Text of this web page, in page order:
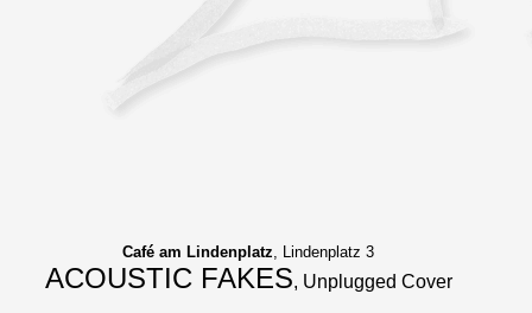
Café am Lindenplatz, Lindenplatz 3
ACOUSTIC FAKES, Unplugged Cover